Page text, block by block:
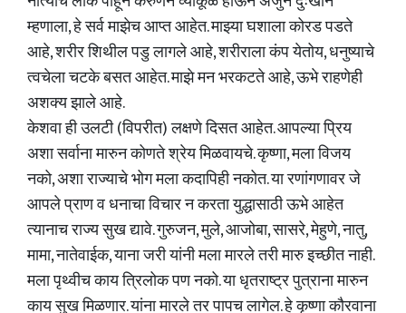
म्हणाला, हे सर्व माझेच आप्त आहेत. माझ्या घशाला कोरड पडते
आहे, शरीर शिथील पडु लागले आहे, शरीराला कंप येतोय, धनुष्याचे
त्वचेला चटके बसत आहेत. माझे मन भरकटते आहे, ऊभे राहणेही
अशक्य झाले आहे.
केशवा ही उलटी (विपरीत) लक्षणे दिसत आहेत. आपल्या प्रिय
अशा सर्वाना मारुन कोणते श्रेय मिळवायचे. कृष्णा, मला विजय
नको, अशा राज्याचे भोग मला कदापिही नकोत. या रणांगणावर जे
आपले प्राण व धनाचा विचार न करता युद्धासाठी ऊभे आहेत
त्यानाच राज्य सुख द्यावे. गुरुजन, मुले, आजोबा, सासरे, मेहुणे, नातु,
मामा, नातेवाईक, याना जरी यांनी मला मारले तरी मारु इच्छीत नाही.
मला पृथ्वीच काय त्रिलोक पण नको. या धृतराष्ट्र पुत्राना मारुन
काय सुख मिळणार. यांना मारले तर पापच लागेल. हे कृष्णा कौरवाना